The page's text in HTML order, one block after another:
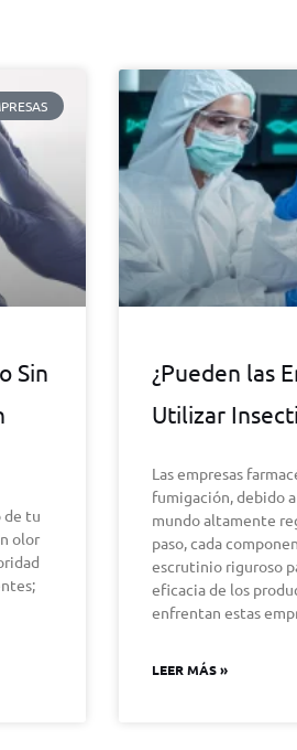
Sin
de tu
olor
¿Pueden las
Utilizar
Las empresas
fumigación, debido
mundo altamente
paso, cada
escrutinio riguroso
eficacia de los
enfrentan estas
LEER MÁS »